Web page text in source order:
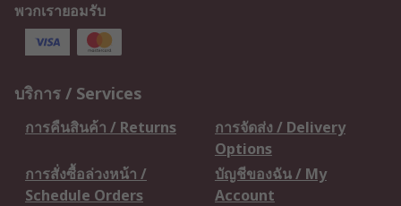
พวกเรายอมรับ
บริการ / Services
การคืนสินค้า / Returns
การจัดส่ง / Delivery
Options
การสั่งซื้อล่วงหน้า /
Schedule Orders
บัญชีของฉัน / My
Account